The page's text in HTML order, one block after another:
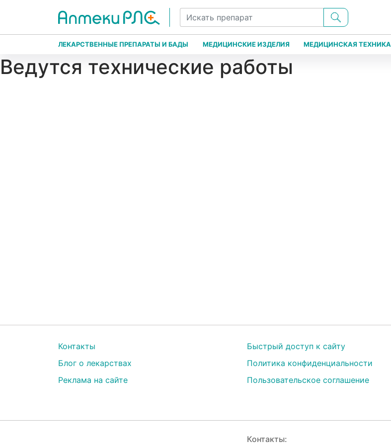
ЛЕКАРСТВЕННЫЕ ПРЕПАРАТЫ И БАДЫ МЕДИЦИНСКИЕ ИЗДЕЛИЯ МЕДИЦИНСКАЯ ТЕХНИКА
Ведутся технические работы
Контакты
Блог о лекарствах
Реклама на сайте
Быстрый доступ к сайту
Политика конфиденциальности
Пользовательское соглашение
Контакты: